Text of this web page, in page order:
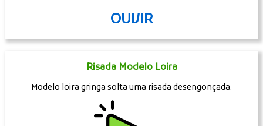
OUVIR
Risada Modelo Loira
Modelo loira gringa solta uma risada desengonçada.